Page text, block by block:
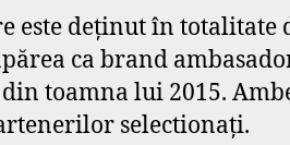
este deţinut în
ca brand
toamna lui 2015.
selectionaţi.